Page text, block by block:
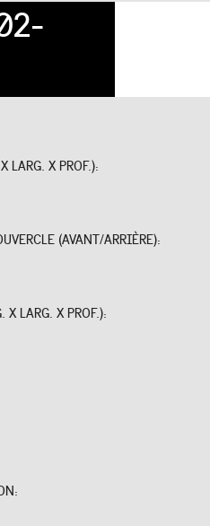
LARG. X PROF.):
(AVANT/ARRIÈRE):
X LARG. X PROF.):